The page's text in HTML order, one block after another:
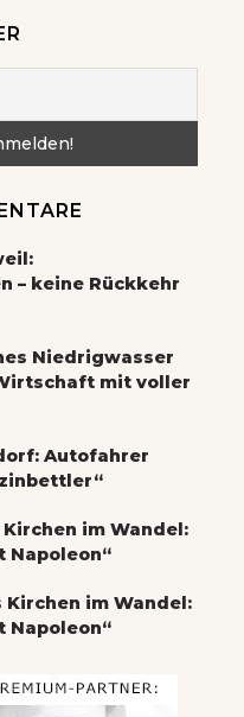
– keine Rückkehr
Niedrigwasser
mit voller
Autofahrer
im Wandel:
Napoleon“
im Wandel:
Napoleon“